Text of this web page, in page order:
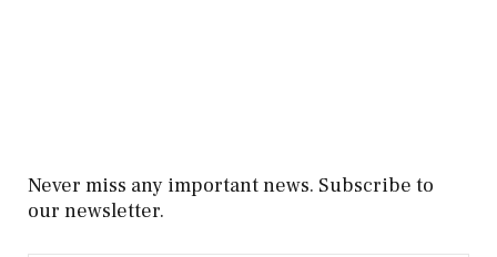
Never miss any important news. Subscribe to
our newsletter.